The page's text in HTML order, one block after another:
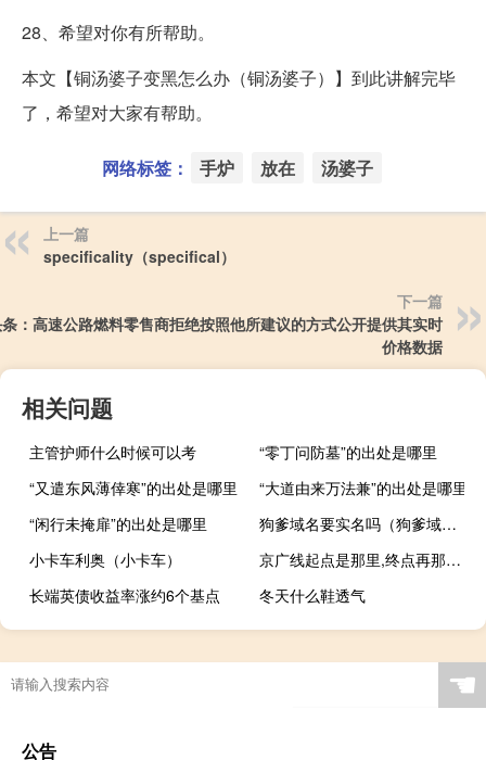
28、希望对你有所帮助。
本文【铜汤婆子变黑怎么办（铜汤婆子）】到此讲解完毕
了，希望对大家有帮助。
网络标签： 手炉 放在 汤婆子
上一篇
specificality（specifical）
下一篇
：高速公路燃料零售商拒绝按照他所建议的方式公开提供其实时
价格数据
相关问题
主管护师什么时候可以考
“零丁问防墓”的出处是哪里
“又遣东风薄倖寒”的出处是哪里
“大道由来万法兼”的出处是哪里
“闲行未掩扉”的出处是哪里
狗爹域名要实名吗（狗爹域名）
小卡车利奥（小卡车）
京广线起点是那里,终点再那里 京广线的终点在哪里
长端英债收益率涨约6个基点
冬天什么鞋透气
☚
公告